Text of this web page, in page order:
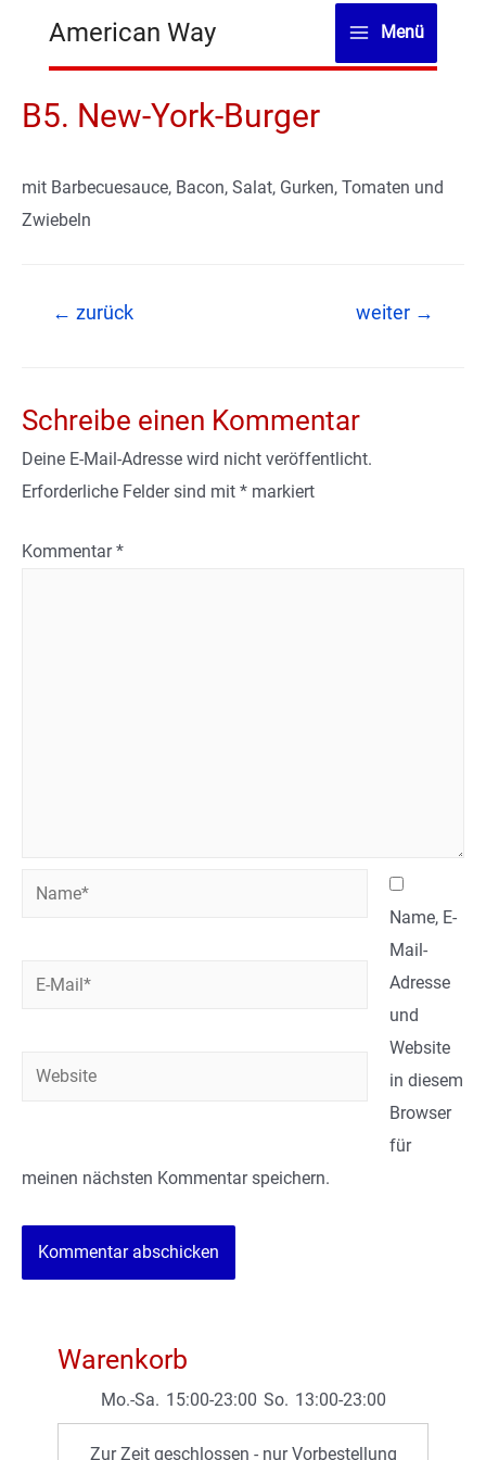
American Way
Main
Menü
B5. New-York-Burger
mit Barbecuesauce, Bacon, Salat, Gurken, Tomaten und
Zwiebeln
Beitragsnavigation
← zurück weiter →
Schreibe einen Kommentar
Deine E-Mail-Adresse wird nicht veröffentlicht.
Erforderliche Felder sind mit * markiert
Kommentar*
Name*
Website
Name, E-
Mail-
Adresse
und
Website
in diesem
Browser
für
meinen nächsten Kommentar speichern.
Warenkorb
Mo.-Sa. 15:00-23:00 So. 13:00-23:00
Zur Zeit geschlossen - nur Vorbestellung